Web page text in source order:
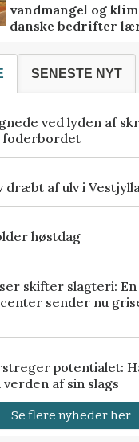
vandmangel og
danske bedrifter
SENESTE NYT
ved lyden af
foderbordet
dræbt af ulv i
høstdag
skifter slagteri:
sender nu
potentialet:
af sin slags
Se flere nyheder her